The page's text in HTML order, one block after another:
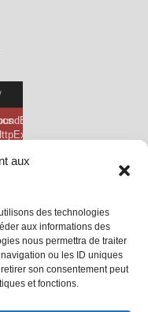
aux
des technologies
aux informations des
nous permettra de traiter
ou les ID uniques
son consentement peut
et fonctions.